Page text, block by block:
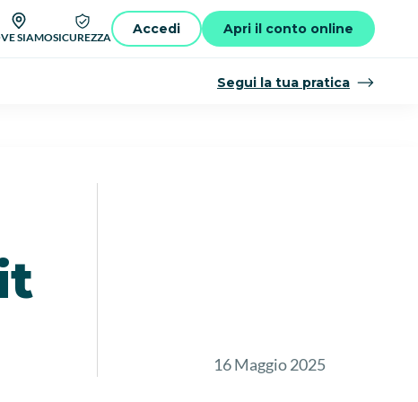
SIAMOSICUREZZA
Accedi Apri il conto online
Segui la tua pratica
16 Maggio 2025